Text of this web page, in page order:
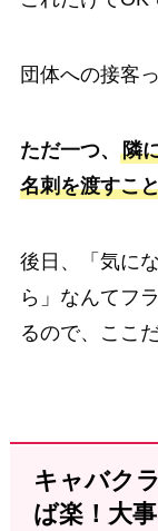
団体への接客
ただ一つ、 隣
名刺を渡すこ
後日、「気に
ら」なんてフ
るので、ここ
キャバク
ば楽！大